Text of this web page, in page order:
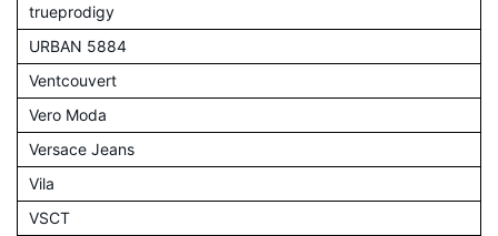
trueprodigy
URBAN 5884
Ventcouvert
Vero Moda
Versace Jeans
Vila
VSCT